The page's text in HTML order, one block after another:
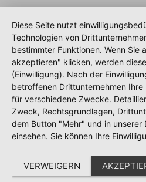
Diese Seite nutzt
Technologien von
bestimmter Funktionen. Wenn Sie
akzeptieren" klicken, werden
(Einwilligung). Nach der
betroffenen Drittunternehmen
für verschiedene Zwecke.
Zweck, Rechtsgrundlagen,
dem Button "Mehr" und in unserer
einsehen. Sie können Ihre
VERWEIGERN